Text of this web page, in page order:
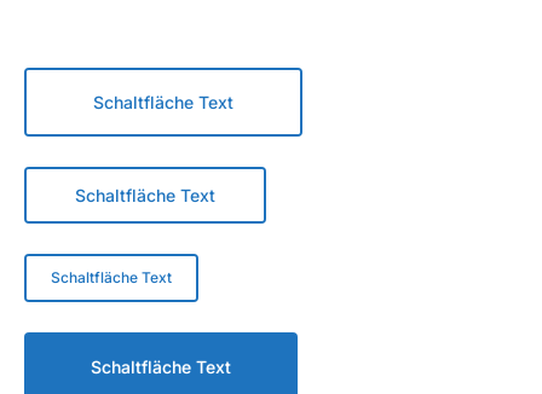
Schaltfläche Text
Schaltfläche Text
Schaltfläche Text
Schaltfläche Text